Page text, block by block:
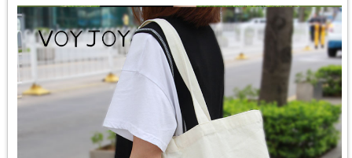
Đặt may túi vải tphcm
Liên hệ